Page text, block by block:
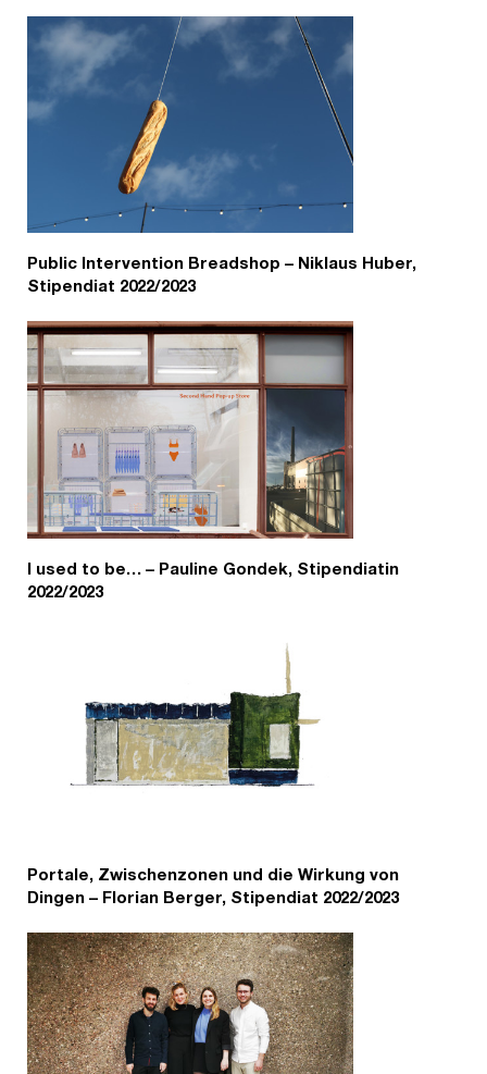
Public Intervention Breadshop – Niklaus Huber,
Stipendiat 2022/2023
I used to be… – Pauline Gondek, Stipendiatin
2022/2023
Portale, Zwischenzonen und die Wirkung von
Dingen – Florian Berger, Stipendiat 2022/2023